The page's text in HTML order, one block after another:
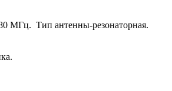
МГц. Тип антенны-резонаторная.